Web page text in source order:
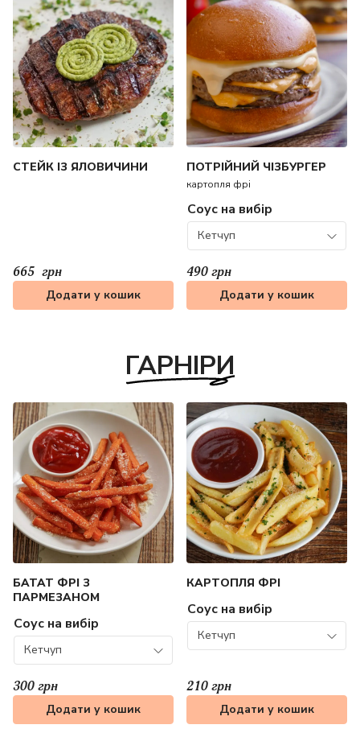
СТЕЙК ІЗ ЯЛОВИЧИНИ
Додати у кошик
665 грн
ПОТРІЙНИЙ ЧІЗБУРГЕР
картопля фрі
Соус на вибір
Кетчуп
490 грн
Додати у кошик
ГАРНІРИ
БАТАТ ФРІ З
ПАРМЕЗАНОМ
Соус на вибір
Кетчуп
300 грн
Додати у кошик
КАРТОПЛЯ ФРІ
Соус на вибір
Кетчуп
210 грн
Додати у кошик